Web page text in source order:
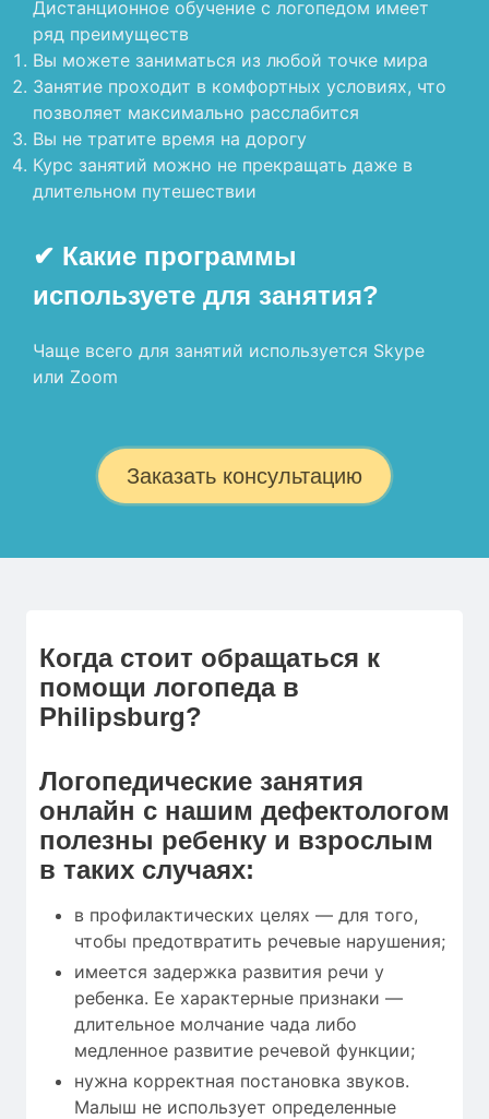
Дистанционное обучение с логопедом имеет
ряд преимуществ
Вы можете заниматься из любой точке мира
Занятие проходит в комфортных условиях, что
позволяет максимально расслабится
Вы не тратите время на дорогу
Курс занятий можно не прекращать даже в
длительном путешествии
✔ Какие программы
используете для занятия?
Чаще всего для занятий используется Skype
или Zoom
Заказать консультацию
Когда стоит обращаться к
помощи логопеда в
Philipsburg?
Логопедические занятия
онлайн с нашим дефектологом
полезны ребенку и взрослым
в таких случаях:
в профилактических целях — для того,
чтобы предотвратить речевые нарушения;
имеется задержка развития речи у
ребенка. Ее характерные признаки —
длительное молчание чада либо
медленное развитие речевой функции;
нужна корректная постановка звуков.
Малыш не использует определенные